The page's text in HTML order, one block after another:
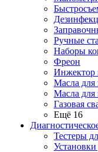
Ручные
Наборы
Фреон
Инжектор
Масла для
Масла для
Газовая
Ещё 16
Тестеры